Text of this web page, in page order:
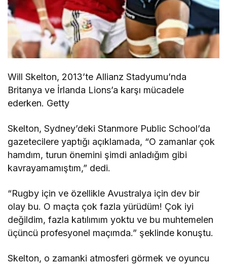
Will Skelton, 2013’te Allianz Stadyumu’nda
Britanya ve İrlanda Lions’a karşı mücadele
ederken. Getty
Skelton, Sydney’deki Stanmore Public School’da
gazetecilere yaptığı açıklamada, “O zamanlar çok
hamdım, turun önemini şimdi anladığım gibi
kavrayamamıştım,” dedi.
“Rugby için ve özellikle Avustralya için dev bir
olay bu. O maçta çok fazla yürüdüm! Çok iyi
değildim, fazla katılımım yoktu ve bu muhtemelen
üçüncü profesyonel maçımda.” şeklinde konuştu.
Skelton, o zamanki atmosferi görmek ve oyuncu